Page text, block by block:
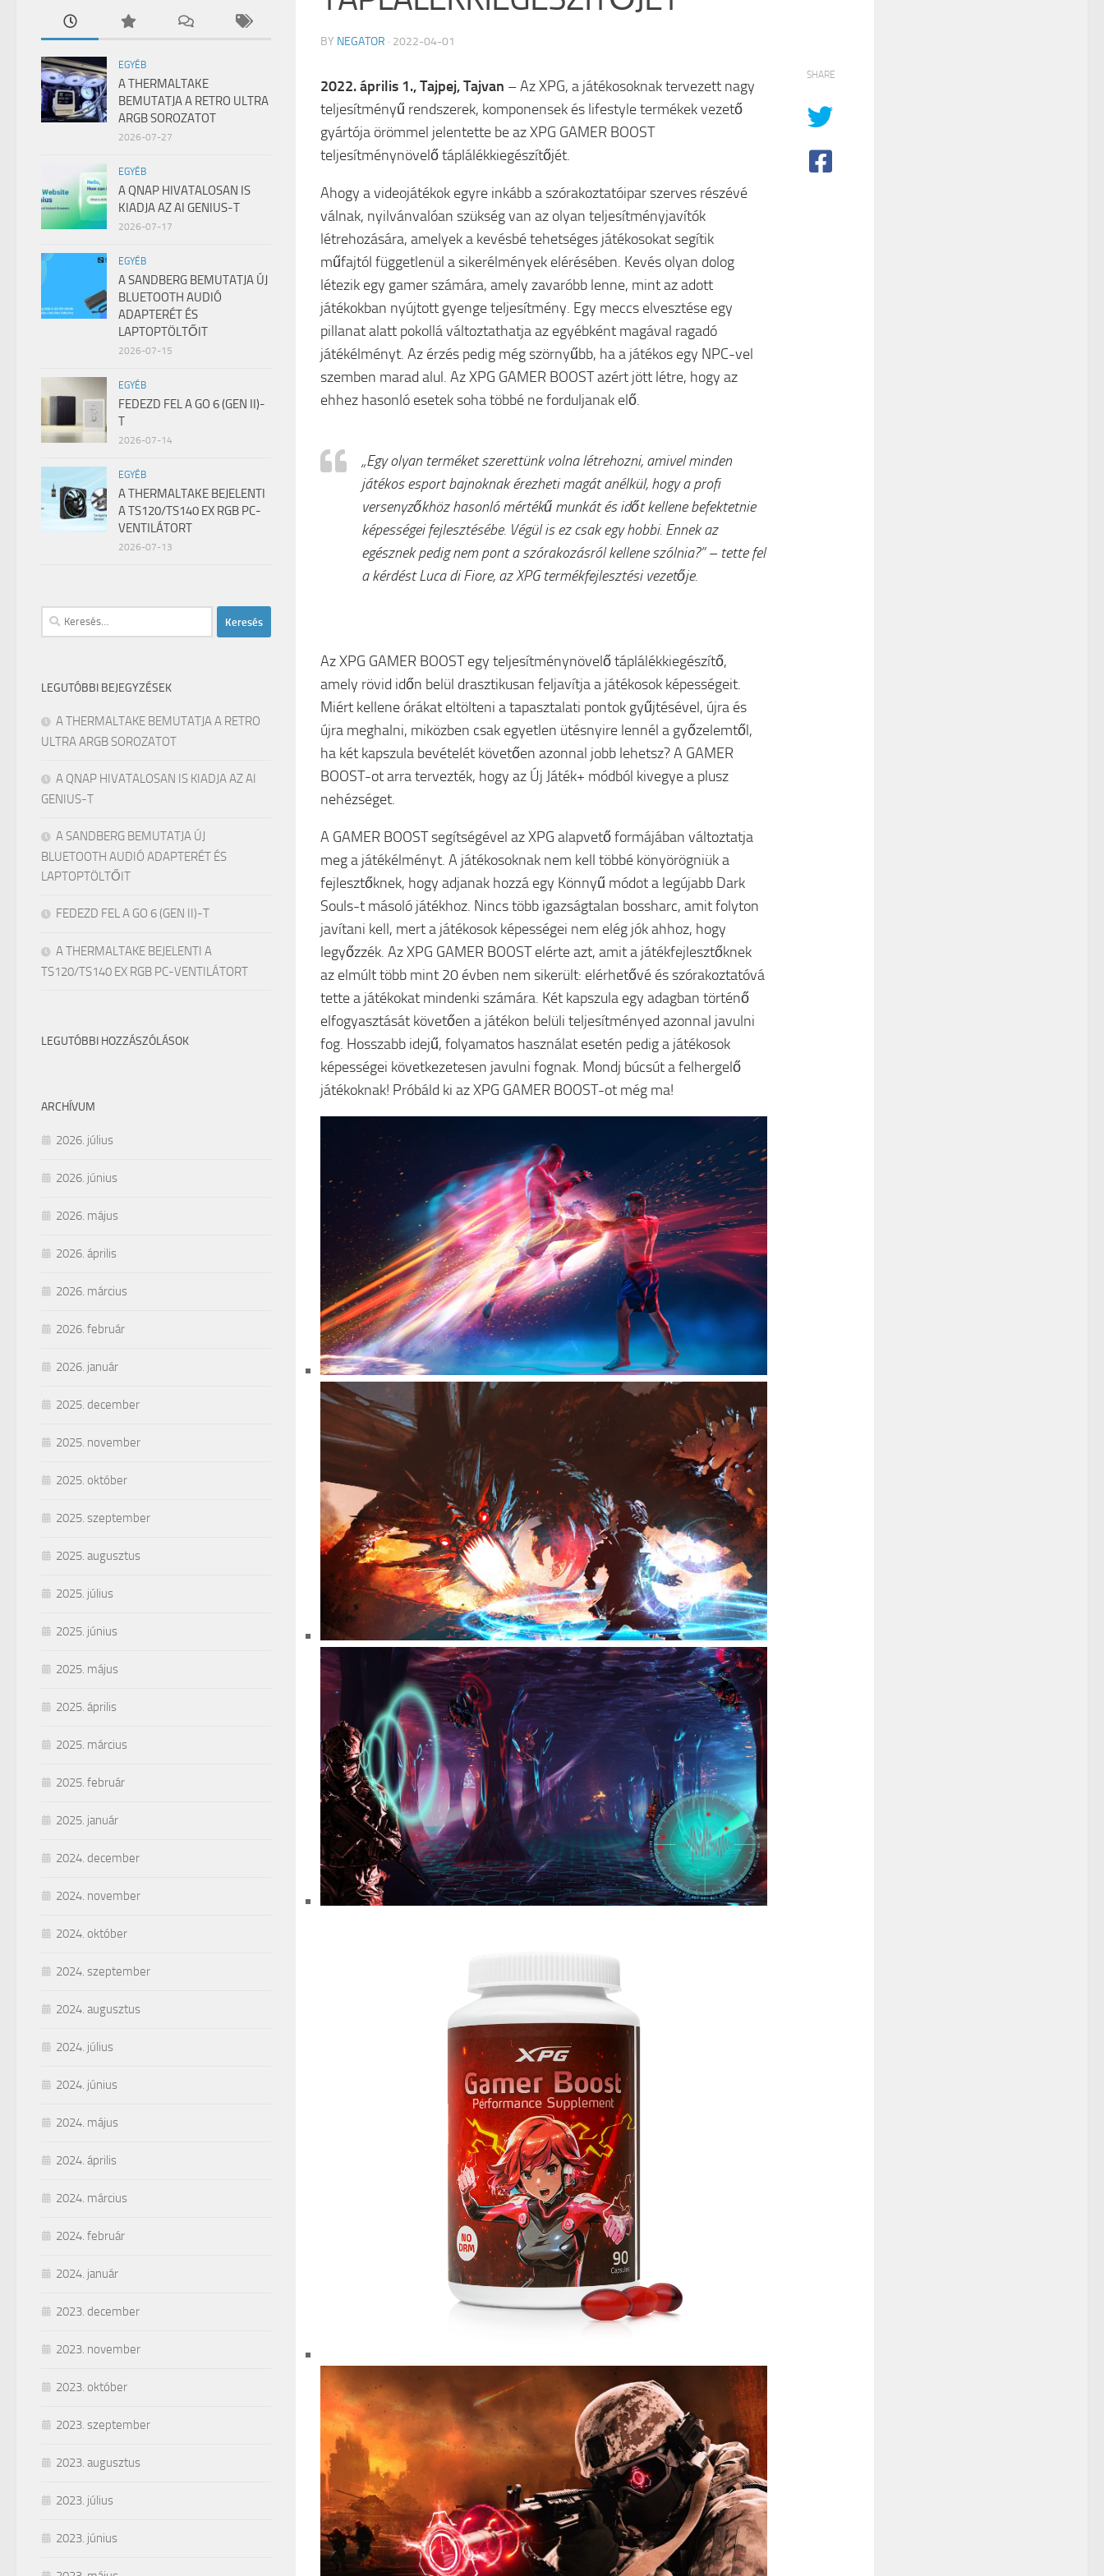
BY NEGATOR · 2022-04-01
2022. április 1., Tajpej, Tajvan – Az XPG, a játékosoknak tervezett nagy
teljesítményű rendszerek, komponensek és lifestyle termékek vezető
gyártója örömmel jelentette be az XPG GAMER BOOST
teljesítménynövelő táplálékkiegészítőjét.
Ahogy a videojátékok egyre inkább a szórakoztatóipar szerves részévé
válnak, nyilvánvalóan szükség van az olyan teljesítményjavítók
létrehozására, amelyek a kevésbé tehetséges játékosokat segítik
műfajtól függetlenül a sikerélmények elérésében. Kevés olyan dolog
létezik egy gamer számára, amely zavaróbb lenne, mint az adott
játékokban nyújtott gyenge teljesítmény. Egy meccs elvesztése egy
pillanat alatt pokollá változtathatja az egyébként magával ragadó
játékélményt. Az érzés pedig még szörnyűbb, ha a játékos egy NPC-vel
szemben marad alul. Az XPG GAMER BOOST azért jött létre, hogy az
ehhez hasonló esetek soha többé ne forduljanak elő.
„Egy olyan terméket szerettünk volna létrehozni, amivel minden
játékos esport bajnoknak érezheti magát anélkül, hogy a profi
versenyzőkhöz hasonló mértékű munkát és időt kellene befektetnie
képességei fejlesztésébe. Végül is ez csak egy hobbi. Ennek az
egésznek pedig nem pont a szórakozásról kellene szólnia?” – tette fel
a kérdést Luca di Fiore, az XPG termékfejlesztési vezetője.
Az XPG GAMER BOOST egy teljesítménynövelő táplálékkiegészítő,
amely rövid időn belül drasztikusan feljavítja a játékosok képességeit.
Miért kellene órákat eltölteni a tapasztalati pontok gyűjtésével, újra és
újra meghalni, miközben csak egyetlen ütésnyire lennél a győzelemtől,
ha két kapszula bevételét követően azonnal jobb lehetsz? A GAMER
BOOST-ot arra tervezték, hogy az Új Játék+ módból kivegye a plusz
nehézséget.
A GAMER BOOST segítségével az XPG alapvető formájában változtatja
meg a játékélményt. A játékosoknak nem kell többé könyörögniük a
fejlesztőknek, hogy adjanak hozzá egy Könnyű módot a legújabb Dark
Souls-t másoló játékhoz. Nincs több igazságtalan bossharc, amit folyton
javítani kell, mert a játékosok képességei nem elég jók ahhoz, hogy
legyőzzék. Az XPG GAMER BOOST elérte azt, amit a játékfejlesztőknek
az elmúlt több mint 20 évben nem sikerült: elérhetővé és szórakoztatóvá
tette a játékokat mindenki számára. Két kapszula egy adagban történő
elfogyasztását követően a játékon belüli teljesítményed azonnal javulni
fog. Hosszabb idejű, folyamatos használat esetén pedig a játékosok
képességei következetesen javulni fognak. Mondj búcsút a felhergelő
játékoknak! Próbáld ki az XPG GAMER BOOST-ot még ma!
SHARE
EGYÉB
A THERMALTAKE
BEMUTATJA A RETRO ULTRA
ARGB SOROZATOT
2026-07-27
EGYÉB
A QNAP HIVATALOSAN IS
KIADJA AZ AI GENIUS-T
2026-07-17
EGYÉB
A SANDBERG BEMUTATJA ÚJ
BLUETOOTH AUDIÓ
ADAPTERÉT ÉS
LAPTOPTÖLTŐIT
2026-07-15
EGYÉB
FEDEZD FEL A GO 6 (GEN II)-
T
2026-07-14
EGYÉB
A THERMALTAKE BEJELENTI
A TS120/TS140 EX RGB PC-
VENTILÁTORT
2026-07-13
Keresés:
LEGUTÓBBI BEJEGYZÉSEK
A THERMALTAKE BEMUTATJA A RETRO
ULTRA ARGB SOROZATOT
A QNAP HIVATALOSAN IS KIADJA AZ AI
GENIUS-T
A SANDBERG BEMUTATJA ÚJ
BLUETOOTH AUDIÓ ADAPTERÉT ÉS
LAPTOPTÖLTŐIT
FEDEZD FEL A GO 6 (GEN II)-T
A THERMALTAKE BEJELENTI A
TS120/TS140 EX RGB PC-VENTILÁTORT
LEGUTÓBBI HOZZÁSZÓLÁSOK
ARCHÍVUM
2026. július
2026. június
2026. május
2026. április
2026. március
2026. február
2026. január
2025. december
2025. november
2025. október
2025. szeptember
2025. augusztus
2025. július
2025. június
2025. május
2025. április
2025. március
2025. február
2025. január
2024. december
2024. november
2024. október
2024. szeptember
2024. augusztus
2024. július
2024. június
2024. május
2024. április
2024. március
2024. február
2024. január
2023. december
2023. november
2023. október
2023. szeptember
2023. augusztus
2023. július
2023. június